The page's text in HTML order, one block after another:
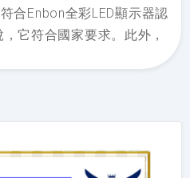
合Enbon全彩LED顯示器認
它符合國家要求。此外，